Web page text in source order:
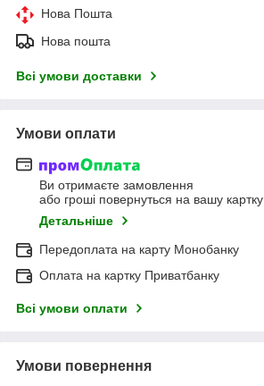
Нова Пошта
Нова пошта
Всі умови доставки
Умови оплати
Ви отримаєте замовлення
або гроші повернуться на вашу картку
Детальніше
Передоплата на карту Монобанку
Оплата на картку Приватбанку
Всі умови оплати
Умови повернення